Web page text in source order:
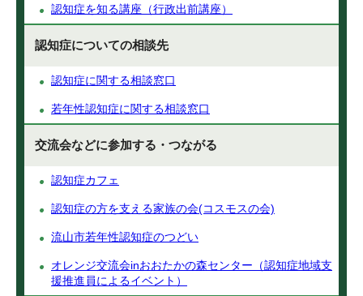
認知症を知る講座（行政出前講座）
認知症についての相談先
認知症に関する相談窓口
若年性認知症に関する相談窓口
交流会などに参加する・つながる
認知症カフェ
認知症の方を支える家族の会(コスモスの会)
流山市若年性認知症のつどい
オレンジ交流会inおおたかの森センター（認知症地域支
援推進員によるイベント）